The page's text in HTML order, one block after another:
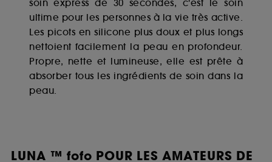
soin express de 30 secondes, c'est le soin
ultime pour les personnes à la vie très active.
Les picots en silicone plus doux et plus longs
nettoient facilement la peau en profondeur.
Propre, nette et lumineuse, elle est prête à
absorber tous les ingrédients de soin dans la
peau.
LUNA ™ fofo POUR LES AMATEURS DE